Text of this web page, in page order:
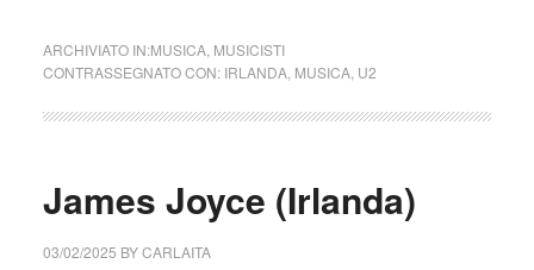
ARCHIVIATO IN:MUSICA, MUSICISTI
CONTRASSEGNATO CON: IRLANDA, MUSICA, U2
James Joyce (Irlanda)
03/02/2025 BYCARLAITA